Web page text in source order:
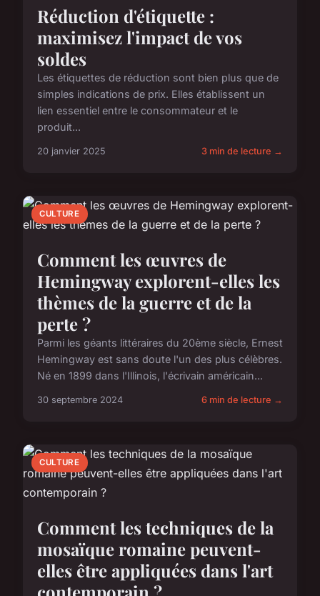
Réduction d'étiquette :
maximisez l'impact de vos
soldes
Les étiquettes de réduction sont bien plus que de
simples indications de prix. Elles établissent un
lien essentiel entre le consommateur et le
produit...
20 janvier 2025 3 min de lecture →
CULTURE
Comment les œuvres de
Hemingway explorent-elles les
thèmes de la guerre et de la
perte ?
Parmi les géants littéraires du 20ème siècle, Ernest
Hemingway est sans doute l'un des plus célèbres.
Né en 1899 dans l'Illinois, l'écrivain américain...
30 septembre 2024 6 min de lecture →
CULTURE
Comment les techniques de la
mosaïque romaine peuvent-
elles être appliquées dans l'art